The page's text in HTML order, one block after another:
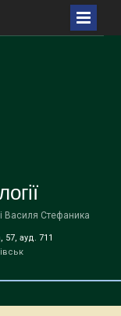
Василя Стефаника
ауд. 711